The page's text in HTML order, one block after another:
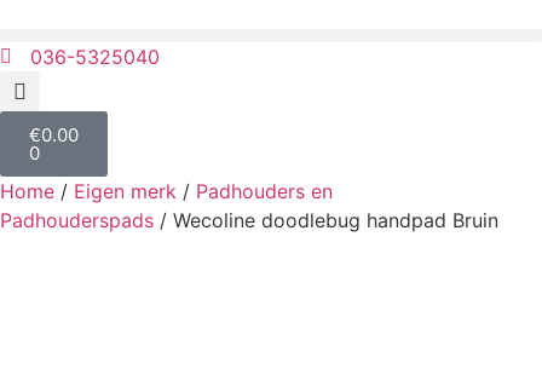
036-5325040
€0.00
0
Home / Eigen merk / Padhouders en
Padhouderspads / Wecoline doodlebug handpad Bruin